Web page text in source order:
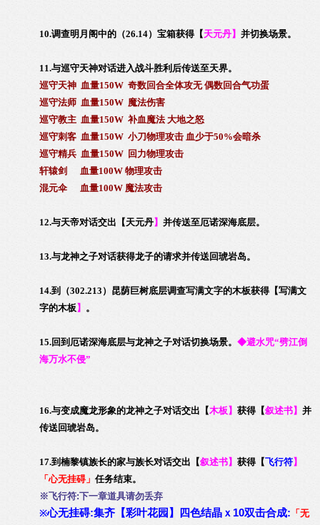
10.调查明月阁中的（26.14）宝箱获得【天元丹】 并切换场景。
11.与巡守天神对话进入战斗胜利后传送至天界。
巡守天神 血量150W 奇数回合全体攻无 偶数回合气功蛋
巡守法师 血量150W 魔法伤害
巡守教主 血量150W 补血魔法 大地之怒
巡守刺客 血量150W 小刀物理攻击 血少于50%会暗杀
巡守精兵 血量150W 回力物理攻击
轩辕剑
血量100W 物理攻击
混元伞 血量100W 魔法攻击
12.与天帝对话交出 【天元丹】 并传送至厄诺深海底层。
13.与龙神之子对话获得龙子的请求并传送回琥岩岛。
14.到（302.213）昆荫巨树底层调查写满文字的木板获得【写满文
字的木板】 。
15.回到厄诺深海底层与龙神之子对话切换场景。 ◆避水咒“劈江倒
海万水不侵”
16.与变成魔龙形象的龙神之子对话交出 【木板】 获得【叙述书】 并
传送回琥岩岛。
17.到楠黎镇族长的家与族长对话交出 【叙述书】 获得【飞行符】
「心无挂碍」 任务结束。
※飞行符:下一章道具请勿丢弃
※心无挂碍:集齐【彩叶花园】四色结晶ｘ10双击合成: 「无